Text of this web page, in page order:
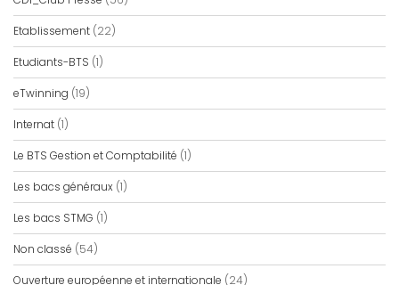
Etablissement (22)
Etudiants-BTS (1)
eTwinning (19)
Internat (1)
Le BTS Gestion et Comptabilité (1)
Les bacs généraux (1)
Les bacs STMG (1)
Non classé (54)
Ouverture européenne et internationale (24)